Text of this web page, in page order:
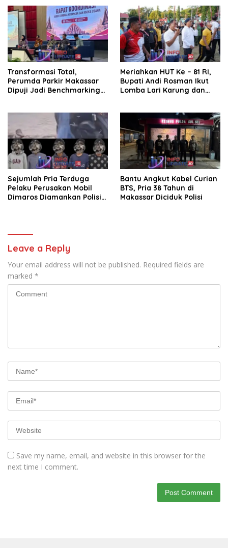
Transformasi Total,
Perumda Parkir Makassar
Dipuji Jadi Benchmarking
Meriahkan HUT Ke – 81 RI,
Bupati Andi Rosman Ikut
Lomba Lari Karung dan
Sejumlah Pria Terduga
Pelaku Perusakan Mobil
Dimaros Diamankan Polisi.
Bantu Angkut Kabel Curian
BTS, Pria 38 Tahun di
Makassar Diciduk Polisi
Leave a Reply
Your email address will not be published. Required fields are
marked *
Save my name, email, and website in this browser for the
next time I comment.